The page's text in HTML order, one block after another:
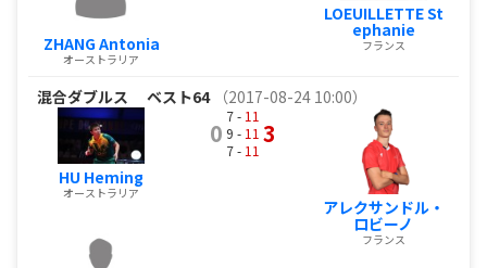
ZHANG Antonia
オーストラリア
LOEUILLETTE St
ephanie
フランス
混合ダブルス ベスト64 （2017-08-24 10:00）
HU Heming
オーストラリア
0
7 - 11
9 - 11
7 - 11
3
アレクサンドル・
ロビーノ
フランス